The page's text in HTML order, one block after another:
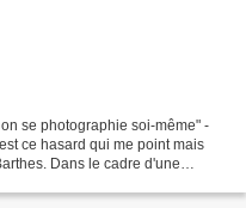
se photographie soi-même" -
ce hasard qui me point mais
Dans le cadre d'une